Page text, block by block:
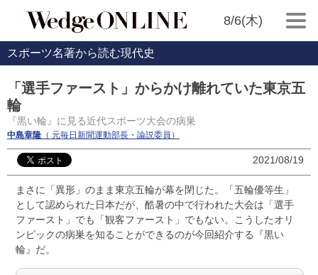
8/6(木)
スポーツ名著から読む現代史
「選手ファースト」からかけ離れていた東京五
輪
『黒い輪』に見る近代スポーツ大会の病巣
中島章隆 （ 元毎日新聞運動部長・論説委員）
2021/08/19
まさに「異形」のまま東京五輪が幕を閉じた。「五輪優等生」
として認められた日本だが、酷暑の中で行われた大会は「選手
ファースト」でも「観客ファースト」でもない。こうしたオリ
ンピックの病巣を知ることができるのが今回紹介する『黒い
輪』だ。